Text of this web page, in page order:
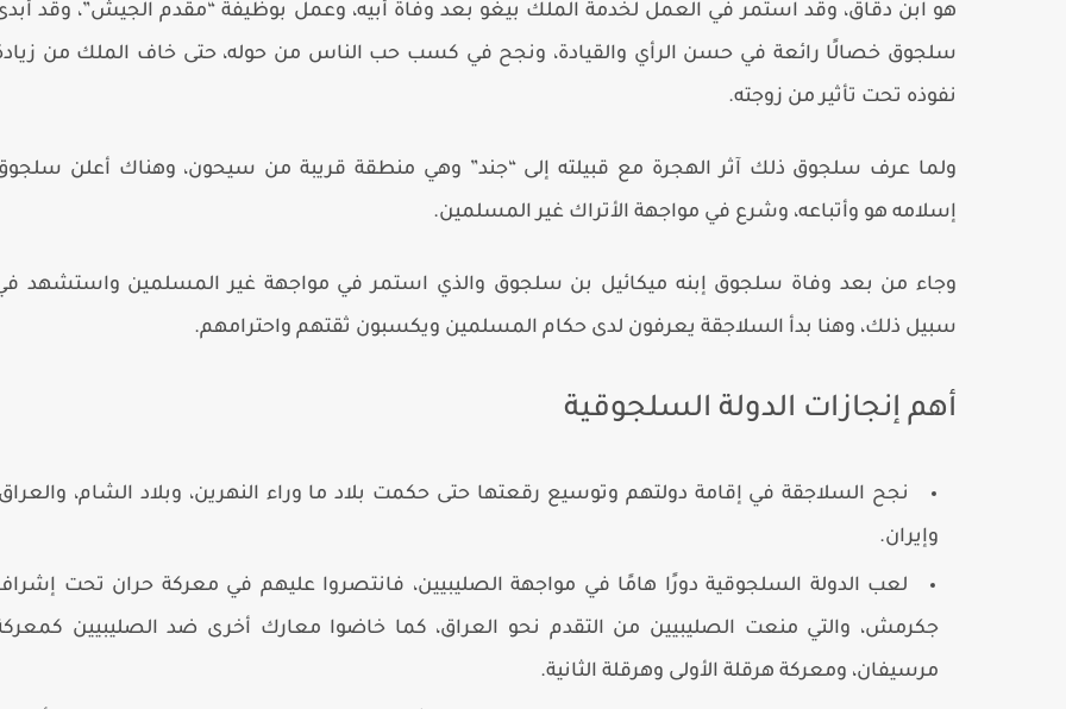
هو ابن دقاق، وقد استمر في العمل لخدمة الملك بيغو بعد وفاة أبيه، وعمل بوظيفة “مقدم الجيش”، وقد
سلجوق خصالًا رائعة في حسن الرأي والقيادة، ونجح في كسب حب الناس من حوله، حتى خاف الملك من
نفوذه تحت تأثير من زوجته.
ولما عرف سلجوق ذلك آثر الهجرة مع قبيلته إلى “جند” وهي منطقة قريبة من سيحون، وهناك أعلن
إسلامه هو وأتباعه، وشرع في مواجهة الأتراك غير المسلمين.
وجاء من بعد وفاة سلجوق إبنه ميكائيل بن سلجوق والذي استمر في مواجهة غير المسلمين واستشهد
سبيل ذلك، وهنا بدأ السلاجقة يعرفون لدى حكام المسلمين ويكسبون ثقتهم واحترامهم.
أهم إنجازات الدولة السلجوقية
نجح السلاجقة في إقامة دولتهم وتوسيع رقعتها حتى حكمت بلاد ما وراء النهرين، وبلاد الشام،
وإيران.
لعب الدولة السلجوقية دورًا هامًا في مواجهة الصليبيين، فانتصروا عليهم في معركة حران تحت
جكرمش، والتي منعت الصليبيين من التقدم نحو العراق، كما خاضوا معارك أخرى ضد الصليبيين
مرسيفان، ومعركة هرقلة الأولى وهرقلة الثانية.